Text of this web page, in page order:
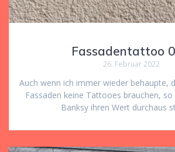
Fassadentattoo
26. Februar 2022
Auch wenn ich immer wieder behaupte,
Fassaden keine Tattooes brauchen, so
Banksy ihren Wert durchaus